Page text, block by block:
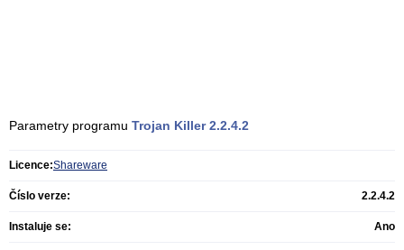
Parametry programu Trojan Killer 2.2.4.2
Licence:Shareware
Číslo verze: 2.2.4.2
Instaluje se: Ano